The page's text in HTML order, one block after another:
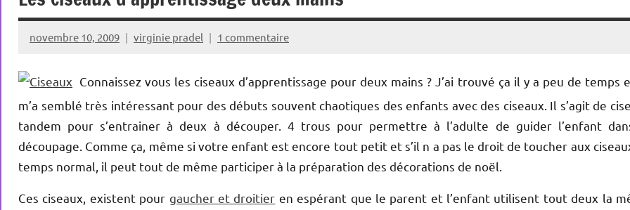
novembre 10, 2009 virginie pradel 1 commentaire
Connaissez vous les ciseaux d’apprentissage pour deux mains ? J’ai trouvé ça il y a peu de temps
m’a semblé très intéressant pour des débuts souvent chaotiques des enfants avec des ciseaux. Il s’agit de
tandem pour s’entrainer à deux à découper. 4 trous pour permettre à l’adulte de guider l’enfant
découpage. Comme ça, même si votre enfant est encore tout petit et s’il n a pas le droit de toucher aux
temps normal, il peut tout de même participer à la préparation des décorations de noël.
Ces ciseaux, existent pour gaucher et droitier en espérant que le parent et l’enfant utilisent tout deux la